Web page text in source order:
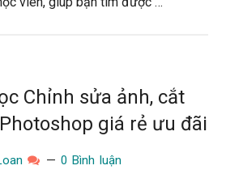
Chỉnh sửa ảnh, cắt
giá rẻ ưu đãi
0 Bình luận